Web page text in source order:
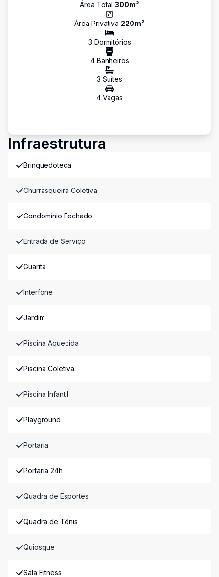
Área Total 300m²
Área Privativa 220m²
3 Dormitórios
4Banheiros
3 Suítes
4 Vagas
Infraestrutura
Brinquedoteca
Churrasqueira Coletiva
Condomínio Fechado
Entrada de Serviço
Guarita
Interfone
Jardim
Piscina Aquecida
Piscina Coletiva
Piscina Infantil
Playground
Portaria
Portaria 24h
Quadra de Esportes
Quadra de Tênis
Quiosque
Sala Fitness